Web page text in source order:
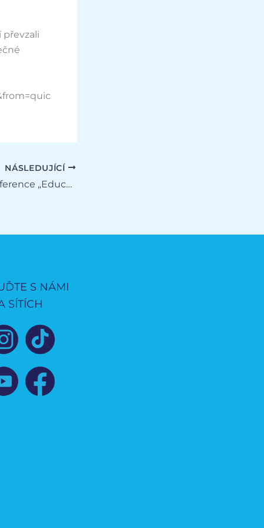
převzali
NÁSLEDUJÍCÍ
Mezinárodní konference „Education for a Changing World“
S NÁMI
SÍTÍCH